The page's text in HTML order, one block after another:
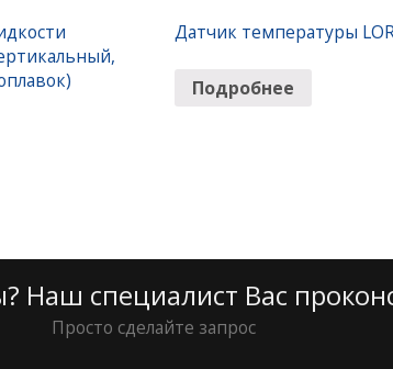
Датчик температуры
Подробнее
Наш специалист Вас
Просто сделайте запрос